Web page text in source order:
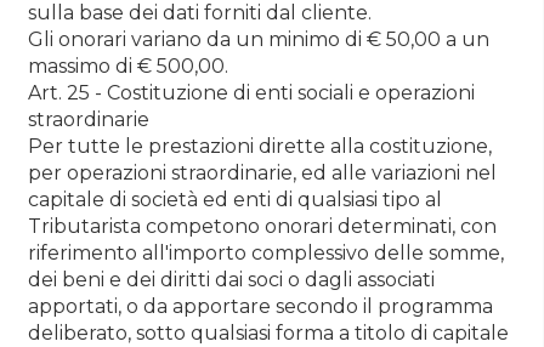
sulla base dei dati forniti dal cliente.
Gli onorari variano da un minimo di € 50,00 a un
massimo di € 500,00.
Art. 25 - Costituzione di enti sociali e operazioni
straordinarie
Per tutte le prestazioni dirette alla costituzione,
per operazioni straordinarie, ed alle variazioni nel
capitale di società ed enti di qualsiasi tipo al
Tributarista competono onorari determinati, con
riferimento all'importo complessivo delle somme,
dei beni e dei diritti dai soci o dagli associati
apportati, o da apportare secondo il programma
deliberato, sotto qualsiasi forma a titolo di capitale